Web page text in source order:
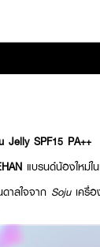
Jelly SPF15 PA++
แบรนด์น้องใหม่ใ
าลใจจาก Sojuเครื่อ